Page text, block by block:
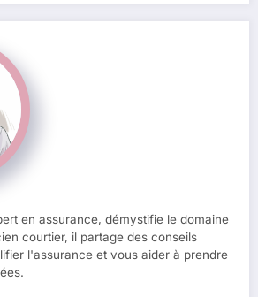
en assurance, démystifie le domaine
courtier, il partage des conseils
l'assurance et vous aider à prendre